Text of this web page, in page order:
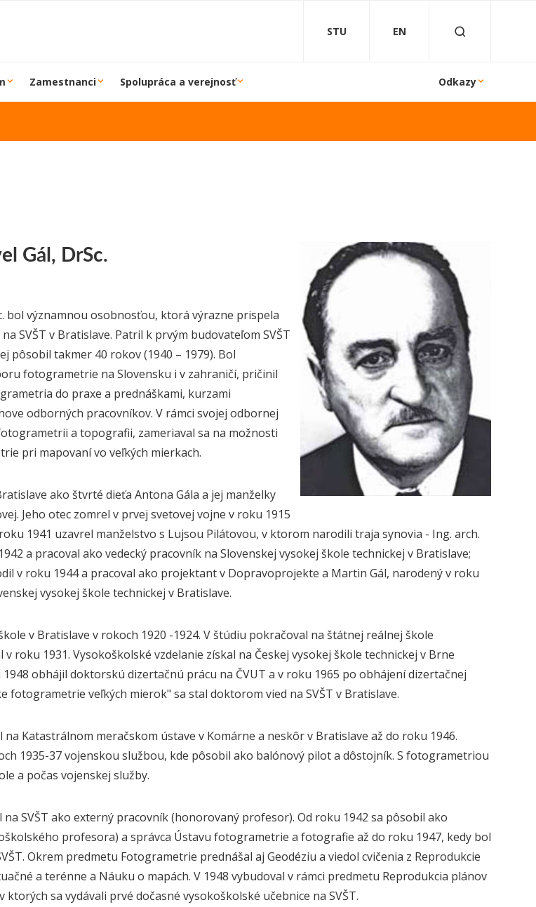
STU EN
Zamestnanci Spolupráca a verejnosť Odkazy
Gál, DrSc.
bol významnou osobnosťou, ktorá výrazne prispela
SVŠT v Bratislave. Patril k prvým budovateľom SVŠT
pôsobil takmer 40 rokov (1940 – 1979). Bol
fotogrametrie na Slovensku i v zahraničí, pričinil
do praxe a prednáškami, kurzami
odborných pracovníkov. V rámci svojej odbornej
a topografii, zameriaval sa na možnosti
pri mapovaní vo veľkých mierkach.
ako štvrté dieťa Antona Gála a jej manželky
Jeho otec zomrel v prvej svetovej vojne v roku 1915
1941 uzavrel manželstvo s Lujsou Pilátovou, v ktorom narodili traja synovia - Ing. arch.
a pracoval ako vedecký pracovník na Slovenskej vysokej škole technickej v Bratislave;
v roku 1944 a pracoval ako projektant v Dopravoprojekte a Martin Gál, narodený v roku
vysokej škole technickej v Bratislave.
v Bratislave v rokoch 1920 -1924. V štúdiu pokračoval na štátnej reálnej škole
roku 1931. Vysokoškolské vzdelanie získal na Českej vysokej škole technickej v Brne
1948 obhájil doktorskú dizertačnú prácu na ČVUT a v roku 1965 po obhájení dizertačnej
fotogrametrie veľkých mierok" sa stal doktorom vied na SVŠT v Bratislave.
Katastrálnom meračskom ústave v Komárne a neskôr v Bratislave až do roku 1946.
1935-37 vojenskou službou, kde pôsobil ako balónový pilot a dôstojník. S fotogrametriou
a počas vojenskej služby.
SVŠT ako externý pracovník (honorovaný profesor). Od roku 1942 sa pôsobil ako
profesora) a správca Ústavu fotogrametrie a fotografie až do roku 1947, kedy bol
Okrem predmetu Fotogrametrie prednášal aj Geodéziu a viedol cvičenia z Reprodukcie
a terénne a Náuku o mapách. V 1948 vybudoval v rámci predmetu Reprodukcia plánov
sa vydávali prvé dočasné vysokoškolské učebnice na SVŠT.